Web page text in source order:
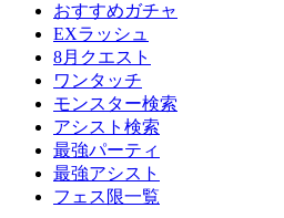
おすすめガチャ
EXラッシュ
8月クエスト
ワンタッチ
モンスター検索
アシスト検索
最強パーティ
最強アシスト
フェス限一覧